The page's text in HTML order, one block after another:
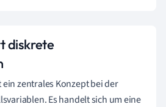
diskrete
zentrales Konzept bei der
Es handelt sich um eine